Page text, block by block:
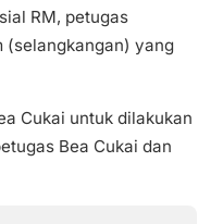
RM, petugas
(selangkangan) yang
Cukai untuk dilakukan
Bea Cukai dan